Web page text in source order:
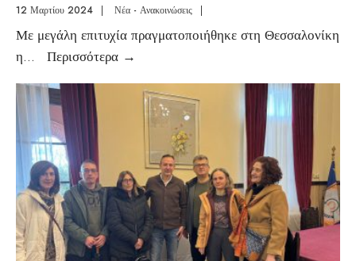
12 Μαρτίου 2024 | Νέα - Ανακοινώσεις |
Με μεγάλη επιτυχία πραγματοποιήθηκε στη Θεσσαλονίκη
η... Περισσότερα →